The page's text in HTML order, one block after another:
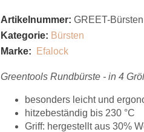
Artikelnummer: GREET-Bürsten
Kategorie: Bürsten
Marke:
Efalock
Greentools Rundbürste - in 4
besonders leicht und
hitzebeständig bis 230 °C
Griff: hergestellt aus 30%